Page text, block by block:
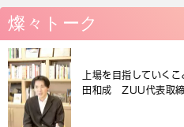
燦々トーク
上場を目指していく
田和成 ZUU代表取